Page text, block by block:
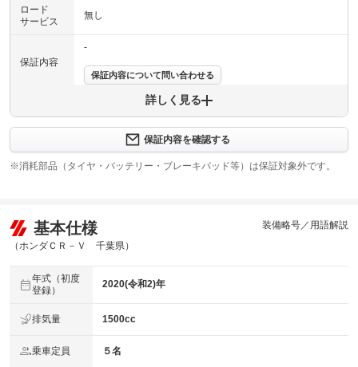
ロード
サービス
無し
保証内容
-
保証内容について問い合わせる
上限金額
保証修理
受付先
-
法定整備
※車検なし・車検整備付の場合は法定24ヶ月点検整備付
法定整備
詳しく見る
保証内容を確認する
※消耗部品（タイヤ・バッテリー・ブレーキパッド等）は保証対象外です。
基本仕様
（ホンダＣＲ－Ｖ 千葉県）
装備略号／用語解説
年式（初度
登録）
2020(令和2)年
排気量 1500cc
乗車定員 ５名